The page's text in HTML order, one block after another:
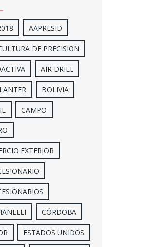
AAPRESID
DE PRECISION
AIR DRILL
BOLIVIA
CAMPO
EXTERIOR
CÓRDOBA
ESTADOS UNIDOS